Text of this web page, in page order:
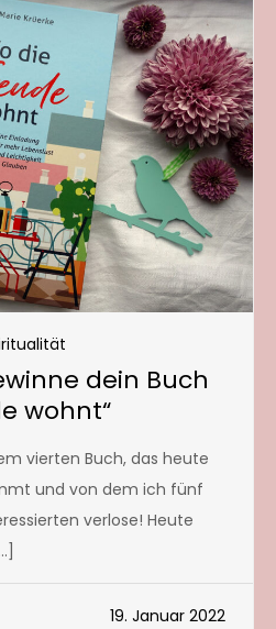
dein Buch
wohnt“
vierten Buch, das heute
und von dem ich fünf
verlose! Heute
19. Januar 2022